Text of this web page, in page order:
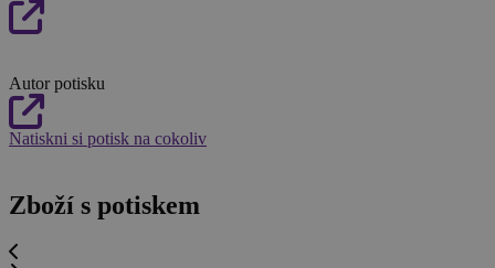
Autor potisku
Natiskni si potisk na cokoliv
Zboží s potiskem